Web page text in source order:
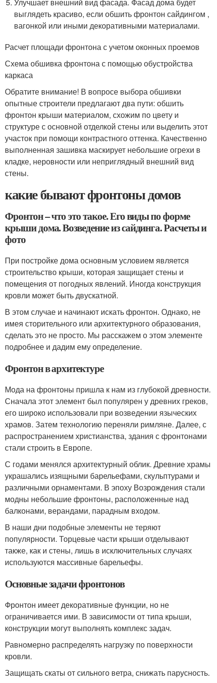
выглядеть красиво, если обшить фронтон сайдингом ,
вагонкой или иными декоративными материалами.
Расчет площади фронтона с учетом оконных проемов
Схема обшивка фронтона с помощью обустройства
каркаса
Обратите внимание! В вопросе выбора обшивки
опытные строители предлагают два пути: обшить
фронтон крыши материалом, схожим по цвету и
структуре с основной отделкой стены или выделить этот
участок при помощи контрастного оттенка. Качественно
выполненная зашивка маскирует небольшие огрехи в
кладке, неровности или неприглядный внешний вид
стены.
какие бывают фронтоны домов
Фронтон – что это такое. Его виды по форме
крыши дома. Возведение из сайдинга. Расчеты и
фото
При постройке дома основным условием является
строительство крыши, которая защищает стены и
помещения от погодных явлений. Иногда конструкция
кровли может быть двускатной.
В этом случае и начинают искать фронтон. Однако, не
имея сторительного или архитектурного образования,
сделать это не просто. Мы расскажем о этом элементе
подробнее и дадим ему определение.
Фронтон в архитектуре
Мода на фронтоны пришла к нам из глубокой древности.
Сначала этот элемент был популярен у древних греков,
его широко использовали при возведении языческих
храмов. Затем технологию переняли римляне. Далее, с
распространением христианства, здания с фронтонами
стали строить в Европе.
С годами менялся архитектурный облик. Древние храмы
украшались изящными барельефами, скульптурами и
различными орнаментами. В эпоху Возрождения стали
модны небольшие фронтоны, расположенные над
балконами, верандами, парадным входом.
В наши дни подобные элементы не теряют
популярности. Торцевые части крыши отделывают
также, как и стены, лишь в исключительных случаях
используются массивные барельефы.
Основные задачи фронтонов
Фронтон имеет декоративные функции, но не
ограничивается ими. В зависимости от типа крыши,
конструкции могут выполнять комплекс задач.
Равномерно распределять нагрузку по поверхности
кровли.
Защищать скаты от сильного ветра, снижать парусность.